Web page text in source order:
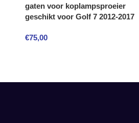
gaten voor koplampsproeier
geschikt voor Golf 7 2012-2017
€75,00